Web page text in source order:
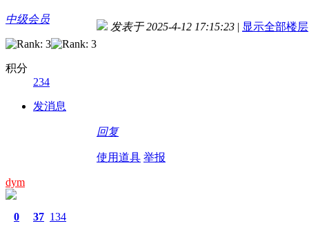
中级会员
积分
234
发消息
发表于 2025-4-12 17:15:23 | 显示全部楼层
回复
使用道具 举报
dym
0 37 134